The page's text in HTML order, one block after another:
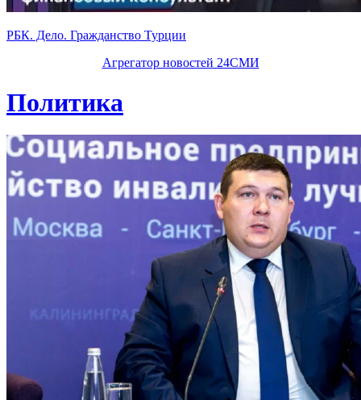
РБК. Дело. Гражданство Турции
Агрегатор новостей 24СМИ
Политика